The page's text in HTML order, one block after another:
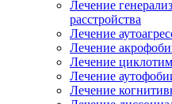
Лечение
расстройства
Лечение
Лечение
Лечение
Лечение
Лечение